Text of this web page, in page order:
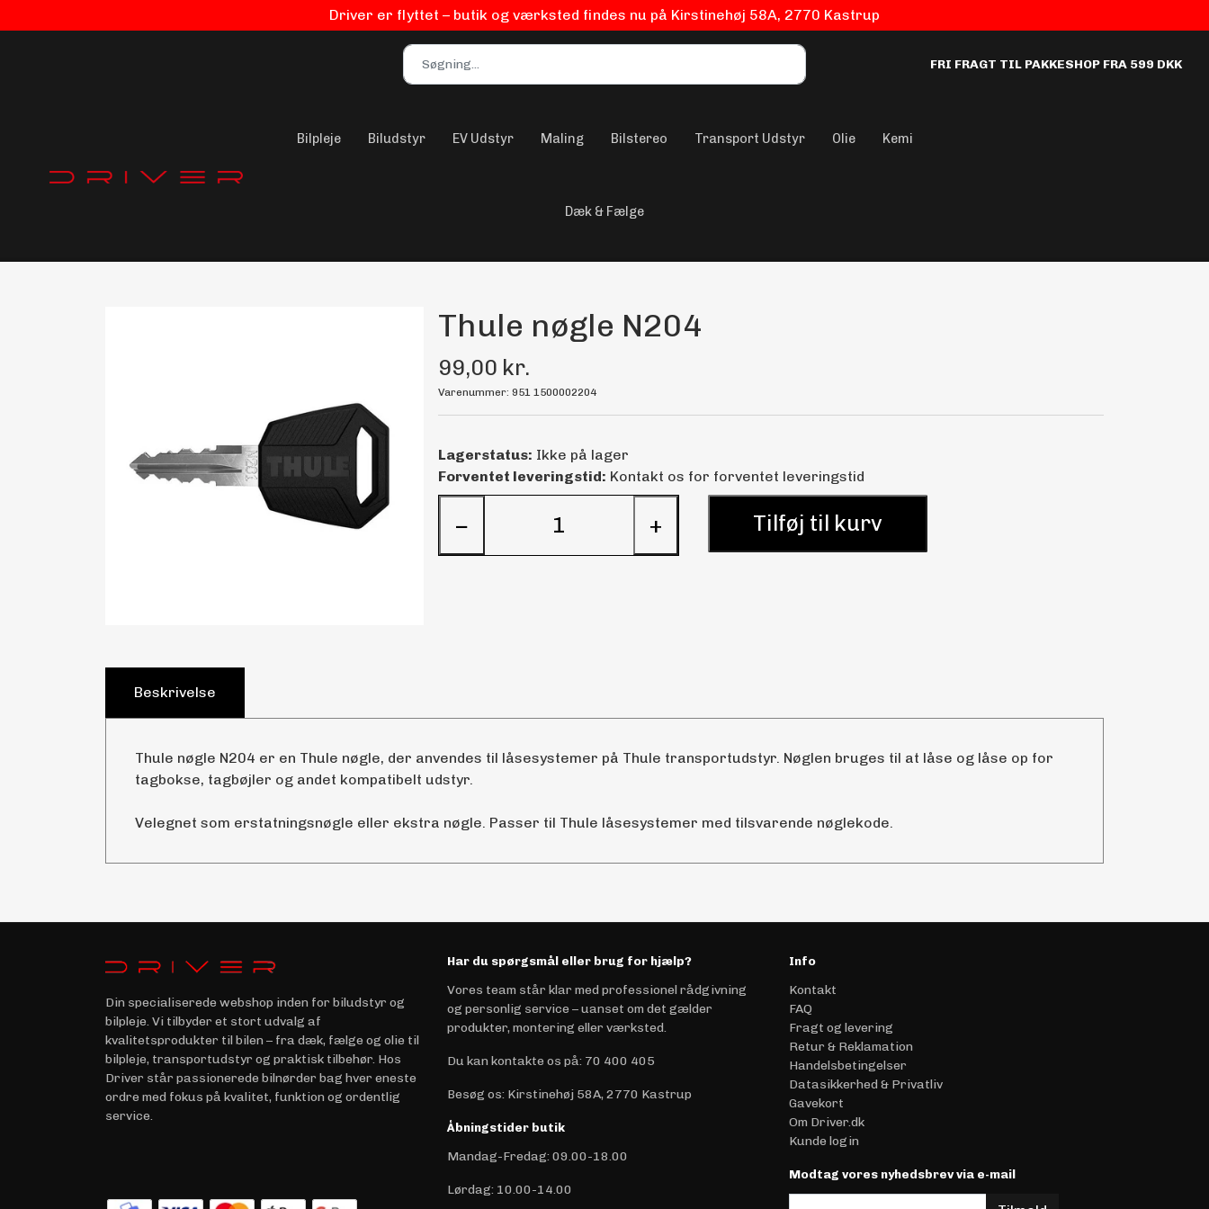
Driver er flyttet – butik og værksted findes nu på Kirstinehøj 58A, 2770 Kastrup
FRI FRAGT TIL PAKKESHOP FRA 599 DKK
Bilpleje Biludstyr EV Udstyr Maling Bilstereo Transport Udstyr Olie Kemi
Dæk & Fælge
Thule nøgle N204
99,00 kr.
Varenummer: 951 1500002204
Lagerstatus: Ikke på lager
Forventet leveringstid: Kontakt os for forventet leveringstid
− + Tilføj til kurv
Beskrivelse
Thule nøgle N204 er en Thule nøgle, der anvendes til låsesystemer på Thule transportudstyr. Nøglen bruges til at låse og låse op for
tagbokse, tagbøjler og andet kompatibelt udstyr.
Velegnet som erstatningsnøgle eller ekstra nøgle. Passer til Thule låsesystemer med tilsvarende nøglekode.
Din specialiserede webshop inden for biludstyr og
bilpleje. Vi tilbyder et stort udvalg af
kvalitetsprodukter til bilen – fra dæk, fælge og olie til
bilpleje, transportudstyr og praktisk tilbehør. Hos
Driver står passionerede bilnørder bag hver eneste
ordre med fokus på kvalitet, funktion og ordentlig
service.
Har du spørgsmål eller brug for hjælp?
Vores team står klar med professionel rådgivning
og personlig service – uanset om det gælder
produkter, montering eller værksted.
Du kan kontakte os på: 70 400 405
Besøg os: Kirstinehøj 58A, 2770 Kastrup
Åbningstider butik
Mandag-Fredag: 09.00-18.00
Lørdag: 10.00-14.00
Info
Kontakt
FAQ
Fragt og levering
Retur & Reklamation
Handelsbetingelser
Datasikkerhed & Privatliv
Gavekort
Om Driver.dk
Kunde login
Modtag vores nyhedsbrev via e-mail